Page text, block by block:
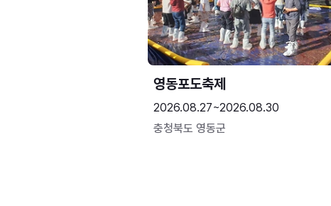
영동포도축제
2026.08.27~2026.08.30
충청북도 영동군